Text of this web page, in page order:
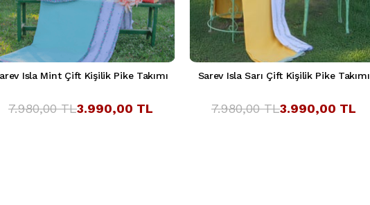
Isla Mint Çift Kişilik Pike Takımı
3.990,00 TL
7.980,00 TL
Sarev Isla Sarı Çift Kişilik Pike Takımı
3.990,00 TL
7.980,00 TL